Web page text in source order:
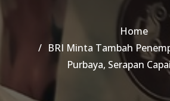
Home
BRI Minta Tambah
Purbaya, Serapan